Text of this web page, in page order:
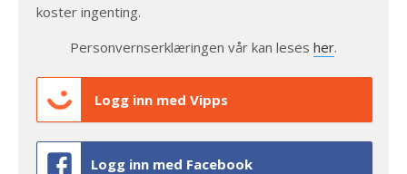
koster ingenting.
Personvernserklæringen vår kan leses her.
Logg inn med Vipps
Logg inn med Facebook